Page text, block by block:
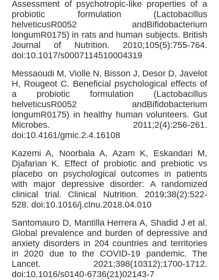
Assessment of psychotropic-like properties of a
probiotic formulation (Lactobacillus
helveticusR0052 andBifidobacterium
longumR0175) in rats and human subjects. British
Journal of Nutrition. 2010;105(5):755-764.
doi:10.1017/s0007114510004319
Messaoudi M, Violle N, Bisson J, Desor D, Javelot
H, Rougeot C. Beneficial psychological effects of
a probiotic formulation (Lactobacillus
helveticusR0052 andBifidobacterium
longumR0175) in healthy human volunteers. Gut
Microbes. 2011;2(4):256-261.
doi:10.4161/gmic.2.4.16108
Kazemi A, Noorbala A, Azam K, Eskandari M,
Djafarian K. Effect of probiotic and prebiotic vs
placebo on psychological outcomes in patients
with major depressive disorder: A randomized
clinical trial. Clinical Nutrition. 2019;38(2):522-
528. doi:10.1016/j.clnu.2018.04.010
Santomauro D, Mantilla Herrera A, Shadid J et al.
Global prevalence and burden of depressive and
anxiety disorders in 204 countries and territories
in 2020 due to the COVID-19 pandemic. The
Lancet. 2021;398(10312):1700-1712.
doi:10.1016/s0140-6736(21)02143-7